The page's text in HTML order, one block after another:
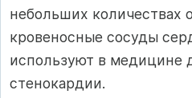
небольших количествах
кровеносные сосуды
используют в медицине
стенокардии.